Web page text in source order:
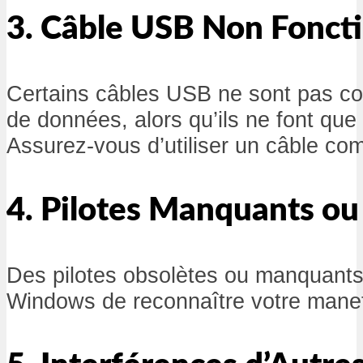
3. Câble USB Non
Certains câbles USB ne sont pas
de données, alors qu’ils ne font que
Assurez-vous d’utiliser un câble
4. Pilotes Manquants
Des pilotes obsolètes ou
Windows de reconnaître votre